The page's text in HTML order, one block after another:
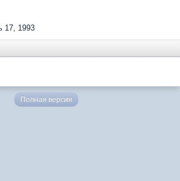
17, 1993
Полная версия